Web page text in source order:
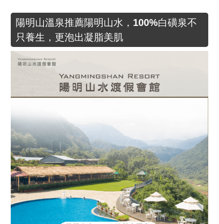
陽明山溫泉推薦陽明山水，100%白磺泉不
只養生，更泡出凝脂美肌